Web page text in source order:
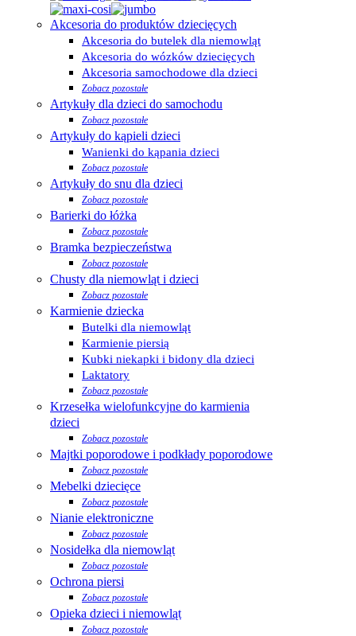
Akcesoria do produktów dziecięcych
Akcesoria do butelek dla niemowląt
Akcesoria do wózków dziecięcych
Akcesoria samochodowe dla dzieci
Zobacz pozostałe
Artykuły dla dzieci do samochodu
Zobacz pozostałe
Artykuły do kąpieli dzieci
Wanienki do kąpania dzieci
Zobacz pozostałe
Artykuły do snu dla dzieci
Zobacz pozostałe
Barierki do łóżka
Zobacz pozostałe
Bramka bezpieczeństwa
Zobacz pozostałe
Chusty dla niemowląt i dzieci
Zobacz pozostałe
Karmienie dziecka
Butelki dla niemowląt
Karmienie piersią
Kubki niekapki i bidony dla dzieci
Laktatory
Zobacz pozostałe
Krzesełka wielofunkcyjne do karmienia
dzieci
Zobacz pozostałe
Majtki poporodowe i podkłady poporodowe
Zobacz pozostałe
Mebelki dziecięce
Zobacz pozostałe
Nianie elektroniczne
Zobacz pozostałe
Nosidełka dla niemowląt
Zobacz pozostałe
Ochrona piersi
Zobacz pozostałe
Opieka dzieci i niemowląt
Zobacz pozostałe